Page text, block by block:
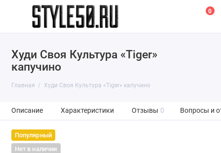
0
Худи Своя Культура «Tiger»
капучино
Главная Худи Своя Культура «Tiger» капучино
Описание Характеристики Отзывы 0 Вопросы и
Популярный
Нет в наличии